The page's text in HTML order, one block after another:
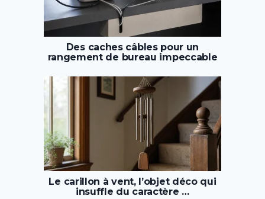
Des caches câbles pour un
rangement de bureau impeccable
Le carillon à vent, l’objet déco qui
insuffle du caractère …